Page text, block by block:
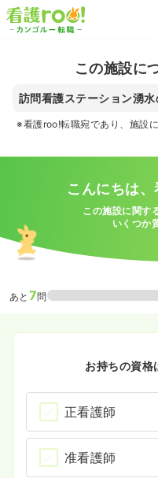
この施設に
訪問看護ステーション湧水
※看護roo!転職宛であり、施設
こんにちは
この施設に関す
いくつか
あと 7問
お持ちの資格
正看護師
准看護師